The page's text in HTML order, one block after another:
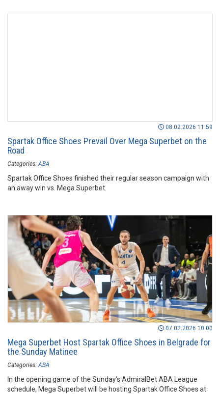
08.02.2026 11:59
Spartak Office Shoes Prevail Over Mega Superbet on the
Road
Categories: ABA
Spartak Office Shoes finished their regular season campaign with
an away win vs. Mega Superbet.
07.02.2026 10:00
Mega Superbet Host Spartak Office Shoes in Belgrade for
the Sunday Matinee
Categories: ABA
In the opening game of the Sunday’s AdmiralBet ABA League
schedule, Mega Superbet will be hosting Spartak Office Shoes at